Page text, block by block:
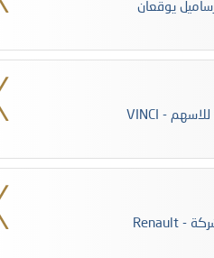
يوقعان
VINCI - تؤشر الهيئة المغربية لسوق الرساميل على المنشور النهائي المتعلق بعرض للاسهم
Renault - تؤشر الهيئة المغربية لسوق الرساميل على المنشور المتعلق ببيع اسهم الشركة